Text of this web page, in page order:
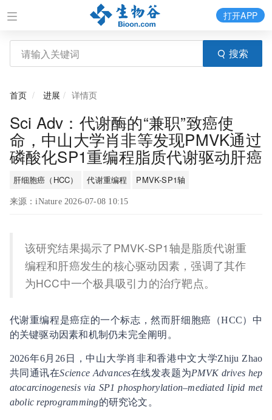
搜索
打开APP
首页 进展 详情页
Sci Adv：代谢酶的“兼职”致癌使
命，中山大学肖非等发现PMVK通过
磷酸化SP1重编程脂质代谢驱动肝癌
肝细胞癌（HCC） 代谢重编程 PMVK-SP1轴
来源：iNature 2026-07-08 10:15
该研究结果揭示了PMVK-SP1轴是脂质代谢重
编程和肝癌发生的核心驱动因素，强调了其作
为HCC中一个极具吸引力的治疗靶点。
代谢重编程是癌症的一个标志，然而肝细胞癌（HCC）中
的关键驱动因素和机制仍未完全阐明。
2026年6月26日，中山大学肖非和香港中文大学Zhiju Zhao
共同通讯在Science Advances在线发表题为PMVK drives hep
atocarcinogenesis via SP1 phosphorylation–mediated lipid met
abolic reprogramming的研究论文。